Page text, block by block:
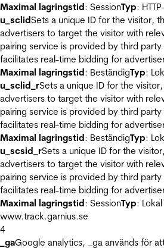
Maximal lagringstid: SessionTyp:
u_sclidSets a unique ID for the visitor,
advertisers to target the visitor with
pairing service is provided by third
facilitates real-time bidding for
Maximal lagringstid: BeständigTyp:
u_sclid_rSets a unique ID for the
advertisers to target the visitor with
pairing service is provided by third
facilitates real-time bidding for
Maximal lagringstid: BeständigTyp:
u_scsid_rSets a unique ID for the
advertisers to target the visitor with
pairing service is provided by third
facilitates real-time bidding for
Maximal lagringstid: SessionTyp:
www.track.garnius.se
4
_gaGoogle analytics, _ga används för